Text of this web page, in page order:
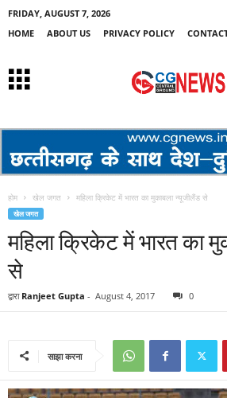
FRIDAY, AUGUST 7, 2026
HOME
ABOUT US PRIVACY POLICY
होम खेल जगत महिला क्रिकेट में भारत का मुकाबला न्यूजीलैंड से
खेल जगत
महिला क्रिकेट में भारत का
से
द्वारा Ranjeet Gupta - August 4, 2017 0
साझा करना